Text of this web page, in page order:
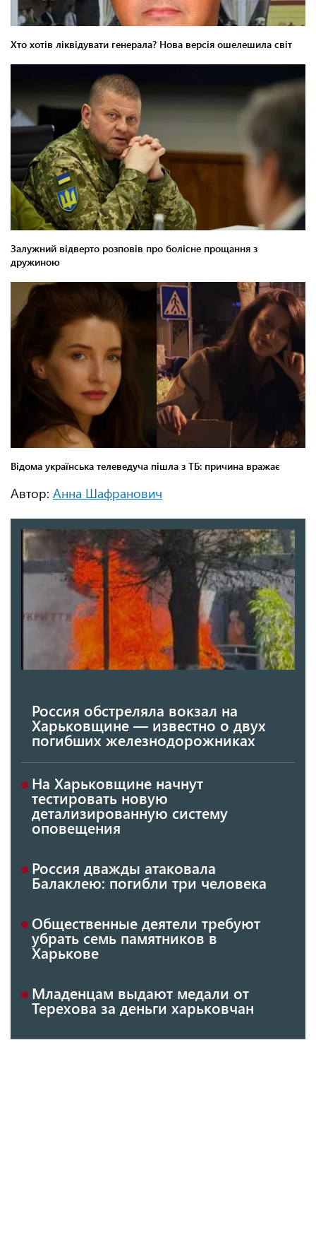
Автор: Анна Шафранович
Россия обстреляла вокзал на
Харьковщине — известно о двух
погибших железнодорожниках
На Харьковщине начнут
тестировать новую
детализированную систему
оповещения
Россия дважды атаковала
Балаклею: погибли три человека
Общественные деятели требуют
убрать семь памятников в
Харькове
Младенцам выдают медали от
Терехова за деньги харьковчан